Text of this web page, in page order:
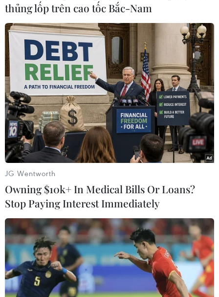
#Thái Lan #Cục thuế Thái Lan
#Thuế VAT
#Doanh nghiệp nước ngoài
#Dịch vụ trực tuyến
Thái Lan
Theo dõi VietnamPlus
TIN LIÊN QUAN
thủng lốp trên cao tốc Bắc-Nam
JG Wentworth
Owning $10k+ In Medical Bills Or Loans?
Stop Paying Interest Immediately